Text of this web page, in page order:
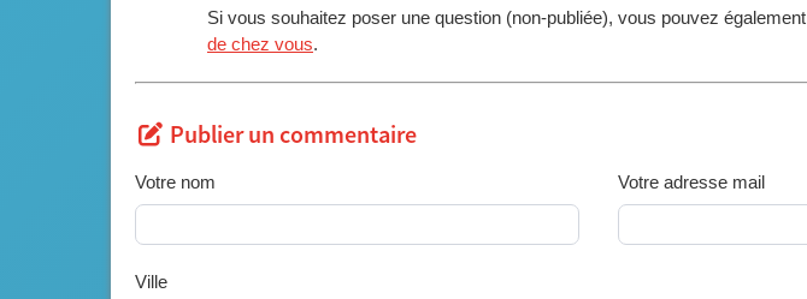
Si vous souhaitez poser une question (non-publiée), vous pouvez également
de chez vous.
Publier un commentaire
Votre nom Votre adresse mail
Ville